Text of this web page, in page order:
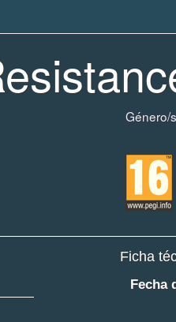
Género/
Ficha
Fecha